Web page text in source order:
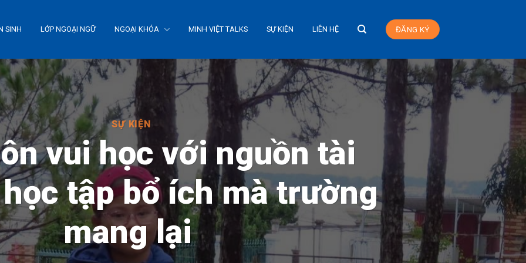
SINH LỚP NGOẠI NGỮ NGOẠI KHÓA MINH VIỆT TALKS SỰ KIỆN LIÊN HỆ ĐĂNG KÝ
SỰ KIỆN
vui học với nguồn tài
tập bổ ích mà trường
mang lại